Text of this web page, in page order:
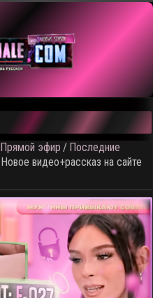
Прямой эфир / Последние
видео+рассказ на сайте